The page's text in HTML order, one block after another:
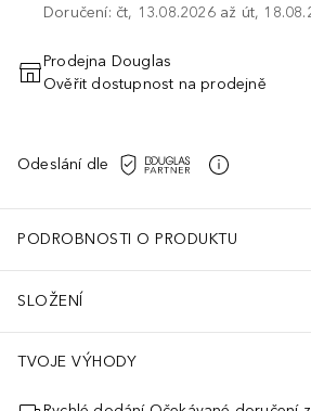
Doručení: čt, 13.08.2026 až út,
PŘIDAT DO KOŠÍKU
Prodejna Douglas
Ověřit dostupnost na prodejně
Odeslání dle
PODROBNOSTI O PRODUKTU
SLOŽENÍ
TVOJE VÝHODY